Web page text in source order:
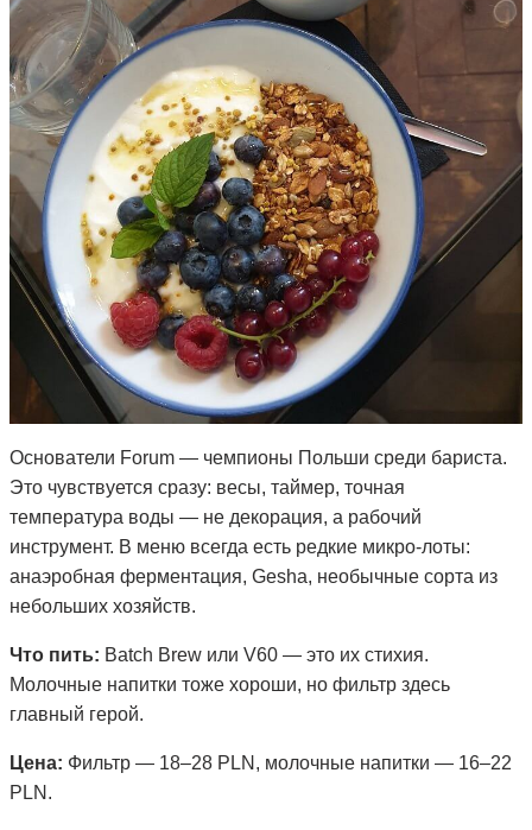
Основатели Forum — чемпионы Польши среди бариста.
Это чувствуется сразу: весы, таймер, точная
температура воды — не декорация, а рабочий
инструмент. В меню всегда есть редкие микро-лоты:
анаэробная ферментация, Gesha, необычные сорта из
небольших хозяйств.
Что пить: Batch Brew или V60 — это их стихия.
Молочные напитки тоже хороши, но фильтр здесь
главный герой.
Цена: Фильтр — 18–28 PLN, молочные напитки — 16–22
PLN.